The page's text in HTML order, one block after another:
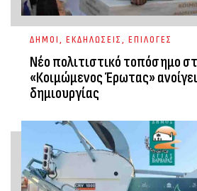
ΔΗΜΟΙ, ΕΚΔΗΛΩΣΕΙΣ, ΕΠΙΛΟΓΕΣ
Νέο πολιτιστικό τοπόσημο
«Κοιμώμενος Έρωτας»
δημιουργίας